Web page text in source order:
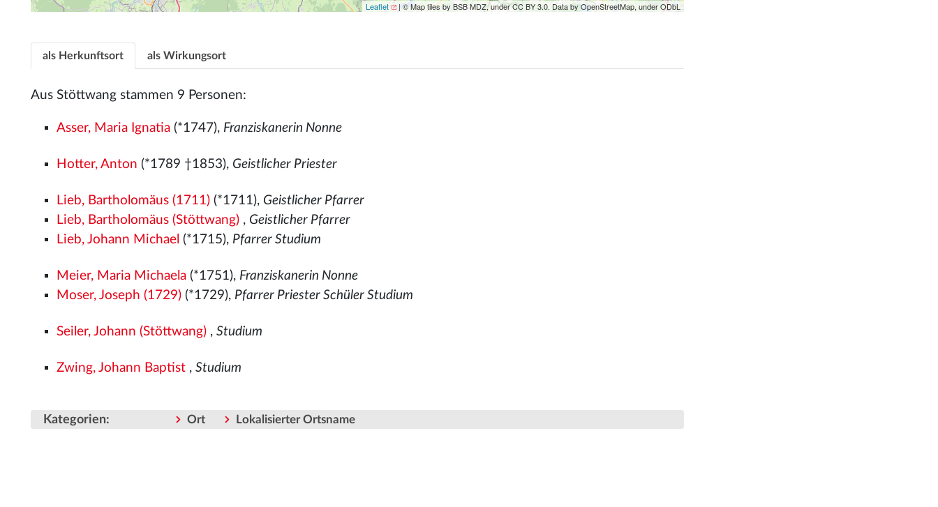
Leaflet | © Map tiles by BSB MDZ, under CC BY 3.0. Data by OpenStreetMap, under ODbL
als Herkunftsort als Wirkungsort
Aus Stöttwang stammen 9 Personen:
Asser, Maria Ignatia (*1747), Franziskanerin Nonne
Hotter, Anton (*1789 †1853), Geistlicher Priester
Lieb, Bartholomäus (1711) (*1711), Geistlicher Pfarrer
Lieb, Bartholomäus (Stöttwang) , Geistlicher Pfarrer
Lieb, Johann Michael (*1715), Pfarrer Studium
Meier, Maria Michaela (*1751), Franziskanerin Nonne
Moser, Joseph (1729) (*1729), Pfarrer Priester Schüler Studium
Seiler, Johann (Stöttwang) ,Studium
Zwing, Johann Baptist ,Studium
Kategorien: Ort Lokalisierter Ortsname